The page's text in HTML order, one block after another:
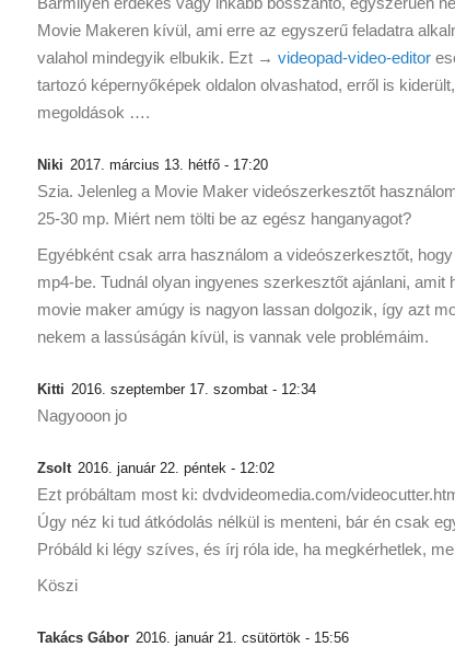
Movie Makeren kívül, ami erre az egyszerű feladatra
valahol mindegyik elbukik. Ezt → videopad-video-editor
tartozó képernyőképek oldalon olvashatod, erről is
megoldások ….
Niki 2017. március 13. hétfő - 17:20
Szia. Jelenleg a Movie Maker videószerkesztőt
25-30 mp. Miért nem tölti be az egész hanganyagot?
Egyébként csak arra használom a videószerkesztőt,
mp4-be. Tudnál olyan ingyenes szerkesztőt ajánlani,
movie maker amúgy is nagyon lassan dolgozik, így azt
nekem a lassúságán kívül, is vannak vele problémáim.
Kitti 2016. szeptember 17. szombat - 12:34
Nagyooon jo
Zsolt 2016. január 22. péntek - 12:02
Ezt próbáltam most ki: dvdvideomedia.com/
Úgy néz ki tud átkódolás nélkül is menteni, bár én csak
Próbáld ki légy szíves, és írj róla ide, ha megkérhetlek,
Köszi
Takács Gábor 2016. január 21. csütörtök - 15:56